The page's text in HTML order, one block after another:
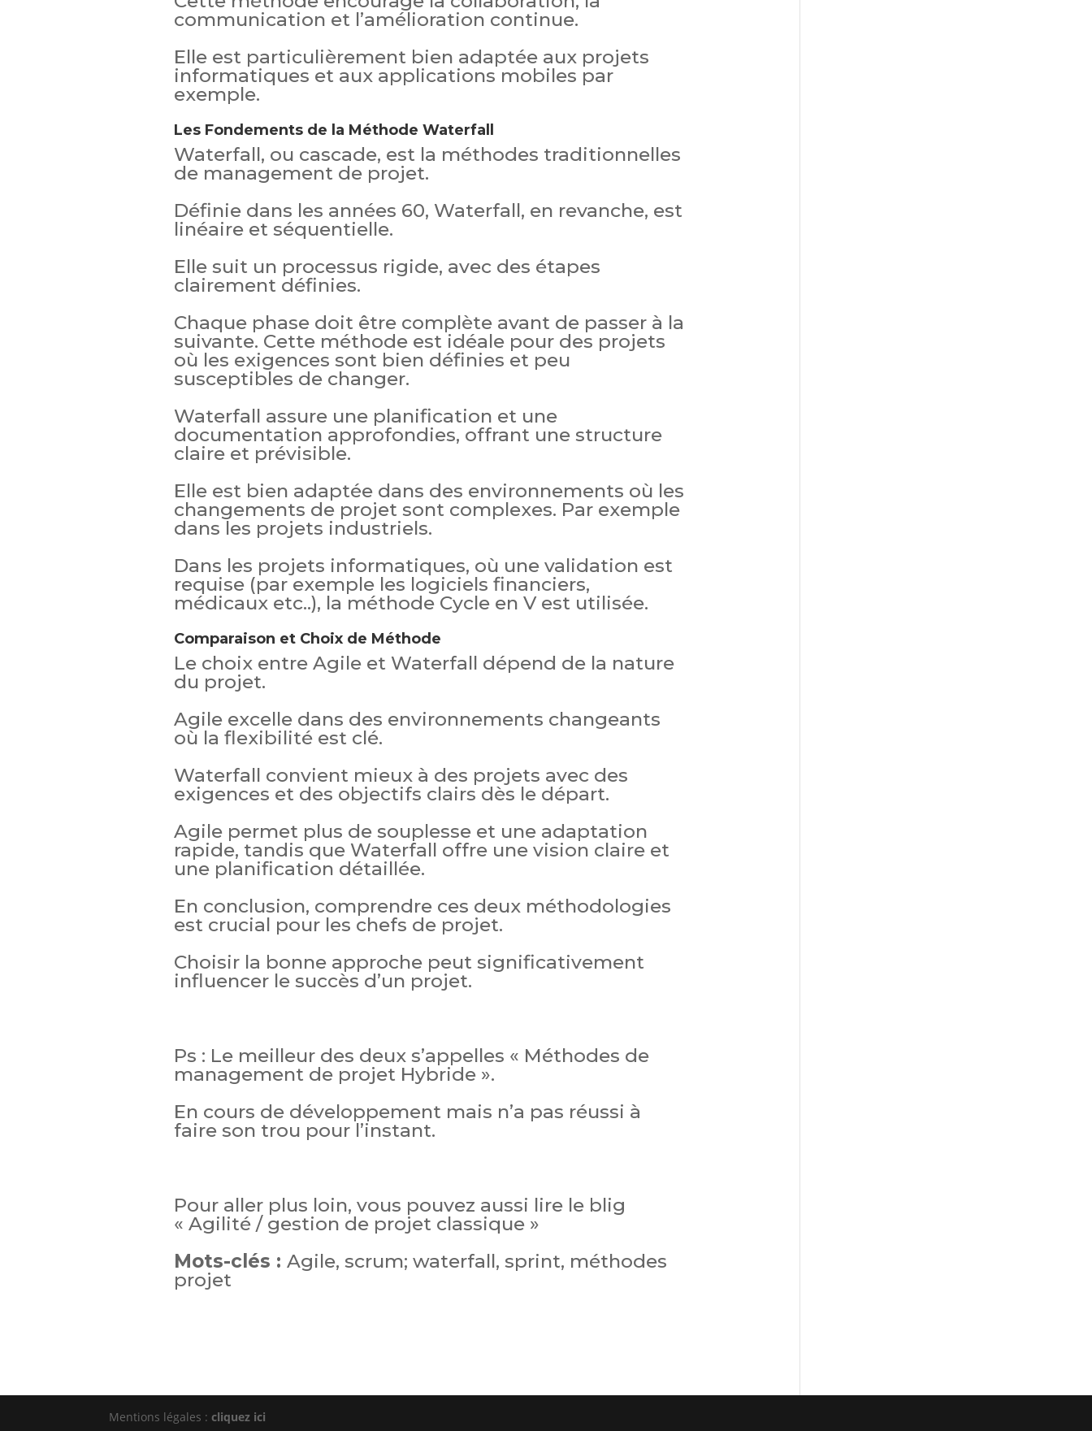
communication et l’amélioration continue.
Elle est particulièrement bien adaptée aux projets
informatiques et aux applications mobiles par
exemple.
Les Fondements de la Méthode Waterfall
Waterfall, ou cascade, est la méthodes traditionnelles
de management de projet.
Définie dans les années 60, Waterfall, en revanche, est
linéaire et séquentielle.
Elle suit un processus rigide, avec des étapes
clairement définies.
Chaque phase doit être complète avant de passer à la
suivante. Cette méthode est idéale pour des projets
où les exigences sont bien définies et peu
susceptibles de changer.
Waterfall assure une planification et une
documentation approfondies, offrant une structure
claire et prévisible.
Elle est bien adaptée dans des environnements où les
changements de projet sont complexes. Par exemple
dans les projets industriels.
Dans les projets informatiques, où une validation est
requise (par exemple les logiciels financiers,
médicaux etc..), la méthode Cycle en V est utilisée.
Comparaison et Choix de Méthode
Le choix entre Agile et Waterfall dépend de la nature
du projet.
Agile excelle dans des environnements changeants
où la flexibilité est clé.
Waterfall convient mieux à des projets avec des
exigences et des objectifs clairs dès le départ.
Agile permet plus de souplesse et une adaptation
rapide, tandis que Waterfall offre une vision claire et
une planification détaillée.
En conclusion, comprendre ces deux méthodologies
est crucial pour les chefs de projet.
Choisir la bonne approche peut significativement
influencer le succès d’un projet.
Ps : Le meilleur des deux s’appelles « Méthodes de
management de projet Hybride ».
En cours de développement mais n’a pas réussi à
faire son trou pour l’instant.
Pour aller plus loin, vous pouvez aussi lire le blig
« Agilité / gestion de projet classique »
Mots-clés : Agile, scrum; waterfall, sprint, méthodes
projet
Mentions légales :cliquez ici